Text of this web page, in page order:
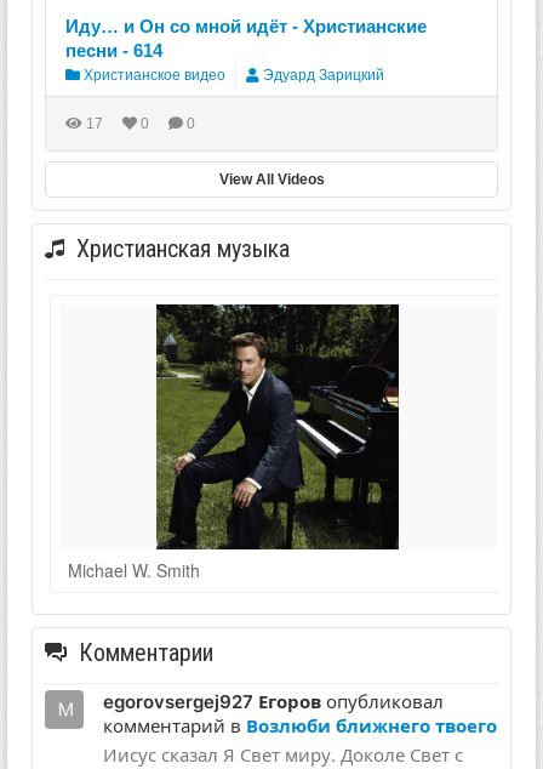
Иду… и Он со мной идёт - Христианские
песни - 614
Христианское видео Эдуард Зарицкий
17 0 0
View All Videos
Христианская музыка
Michael W. Smith
Комментарии
egorovsergej927 Егоров опубликовал
комментарий в Возлюби ближнего твоего
Иисус сказал Я Свет миру. Доколе Свет с